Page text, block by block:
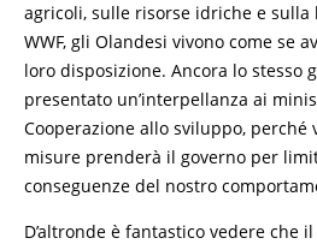
agricoli, sulle risorse idriche e sulla
WWF, gli Olandesi vivono come se
loro disposizione. Ancora lo stesso
presentato un’interpellanza ai
Cooperazione allo sviluppo, perché
misure prenderà il governo per
conseguenze del nostro
D’altronde è fantastico vedere che